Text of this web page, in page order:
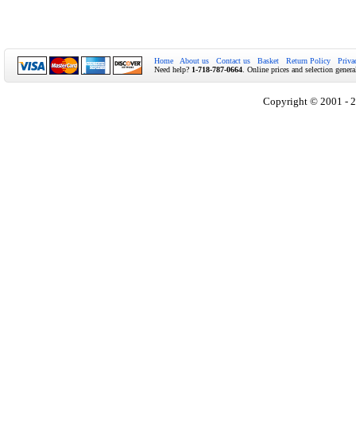
Home About us Contact us Basket Return Policy
Need help? 1-718-787-0664 . Online prices and selection
Copyright © 2001 -